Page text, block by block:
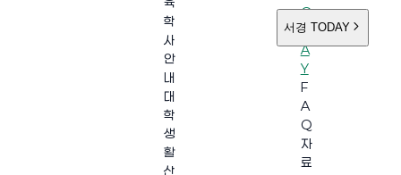
학
사
안
내
대
학
생
활
산
O
D
A
Y
F
A
Q
자
료
서경 TODAY